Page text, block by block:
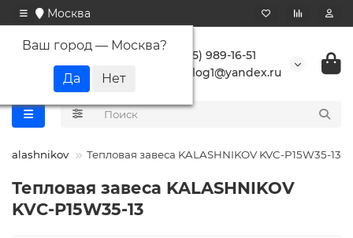
Москва
Ваш город — Москва?
+7 (495) 989-16-51
buranlog1@yandex.ru
Kalashnikov Тепловая завеса KALASHNIKOV KVC-P15W35-13
Тепловая завеса KALASHNIKOV
KVC-P15W35-13